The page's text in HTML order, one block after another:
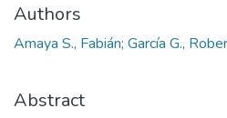
Authors
Amaya S., Fabián; García G.,
Abstract